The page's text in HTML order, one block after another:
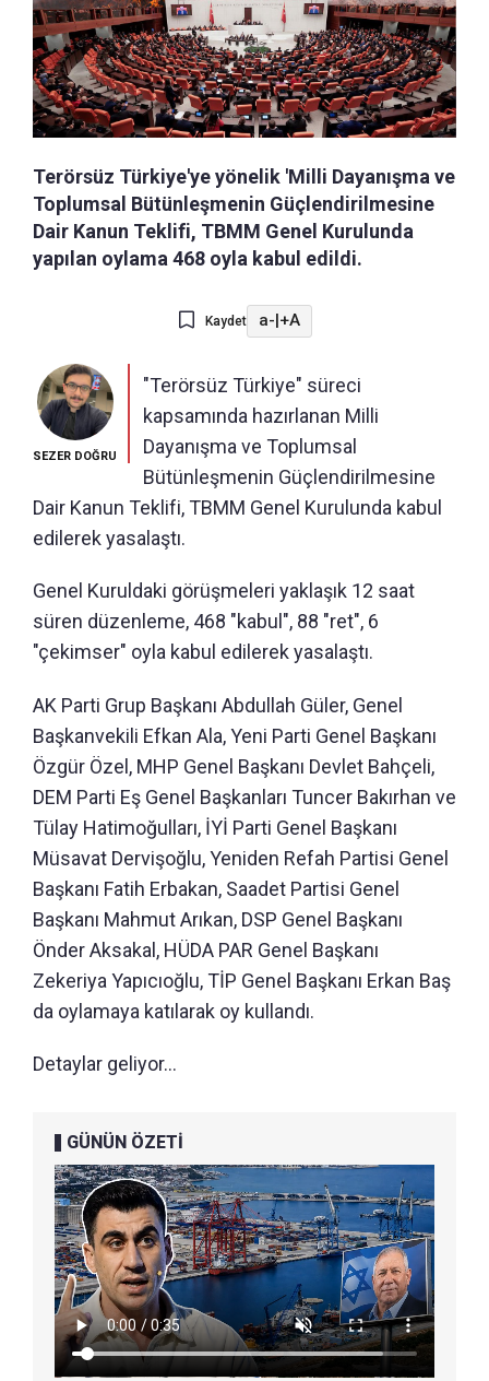
Terörsüz Türkiye'ye yönelik 'Milli Dayanışma ve
Toplumsal Bütünleşmenin Güçlendirilmesine
Dair Kanun Teklifi, TBMM Genel Kurulunda
yapılan oylama 468 oyla kabul edildi.
Kaydet a-|+A
SEZER DOĞRU
"Terörsüz Türkiye" süreci
kapsamında hazırlanan Milli
Dayanışma ve Toplumsal
Bütünleşmenin Güçlendirilmesine
Dair Kanun Teklifi, TBMM Genel Kurulunda kabul
edilerek yasalaştı.
Genel Kuruldaki görüşmeleri yaklaşık 12 saat
süren düzenleme, 468 "kabul", 88 "ret", 6
"çekimser" oyla kabul edilerek yasalaştı.
AK Parti Grup Başkanı Abdullah Güler, Genel
Başkanvekili Efkan Ala, Yeni Parti Genel Başkanı
Özgür Özel, MHP Genel Başkanı Devlet Bahçeli,
DEM Parti Eş Genel Başkanları Tuncer Bakırhan ve
Tülay Hatimoğulları, İYİ Parti Genel Başkanı
Müsavat Dervişoğlu, Yeniden Refah Partisi Genel
Başkanı Fatih Erbakan, Saadet Partisi Genel
Başkanı Mahmut Arıkan, DSP Genel Başkanı
Önder Aksakal, HÜDA PAR Genel Başkanı
Zekeriya Yapıcıoğlu, TİP Genel Başkanı Erkan Baş
da oylamaya katılarak oy kullandı.
Detaylar geliyor...
GÜNÜN ÖZETİ